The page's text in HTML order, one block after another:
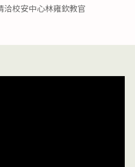
洽校安中心林雍欽教官